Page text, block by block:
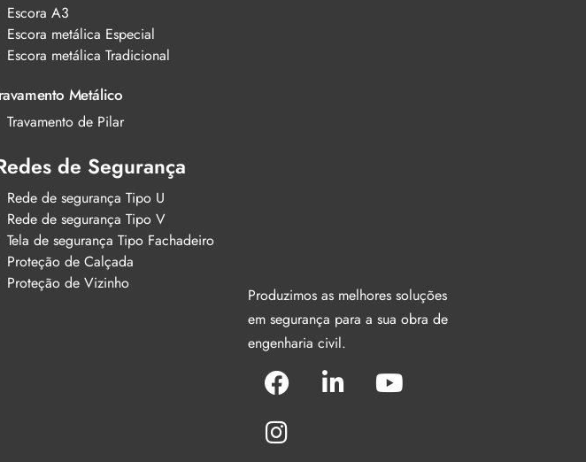
Escora A3
Escora metálica Especial
Escora metálica Tradicional
Metálico
Travamento de Pilar
de Segurança
Rede de segurança Tipo U
Rede de segurança Tipo V
Tela de segurança Tipo Fachadeiro
Proteção de Calçada
Proteção de Vizinho
Produzimos as melhores soluções
em segurança para a sua obra de
engenharia civil.